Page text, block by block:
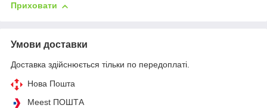
Приховати
Умови доставки
Доставка здійснюється тільки по передоплаті.
Нова Пошта
Meest ПОШТА